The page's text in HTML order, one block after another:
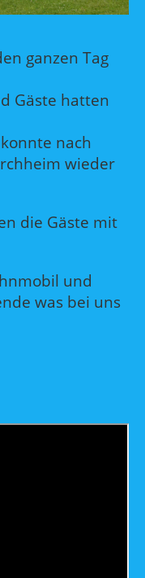
ganzen Tag
Gäste hatten
nach
wieder
die Gäste mit
und
was bei uns